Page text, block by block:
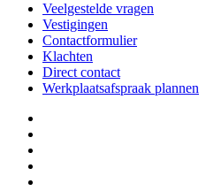
Veelgestelde vragen
Vestigingen
Contactformulier
Klachten
Direct contact
Werkplaatsafspraak plannen